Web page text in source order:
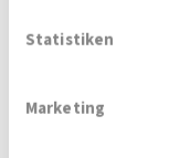
Statistiken
Marketing